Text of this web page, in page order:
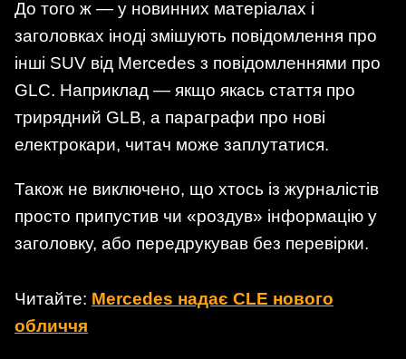
До того ж — у новинних матеріалах і
заголовках іноді змішують повідомлення про
інші SUV від Mercedes з повідомленнями про
GLC. Наприклад — якщо якась стаття про
трирядний GLB, а параграфи про нові
електрокари, читач може заплутатися.
Також не виключено, що хтось із журналістів
просто припустив чи «роздув» інформацію у
заголовку, або передрукував без перевірки.
Читайте: Mercedes надає CLE нового
обличчя